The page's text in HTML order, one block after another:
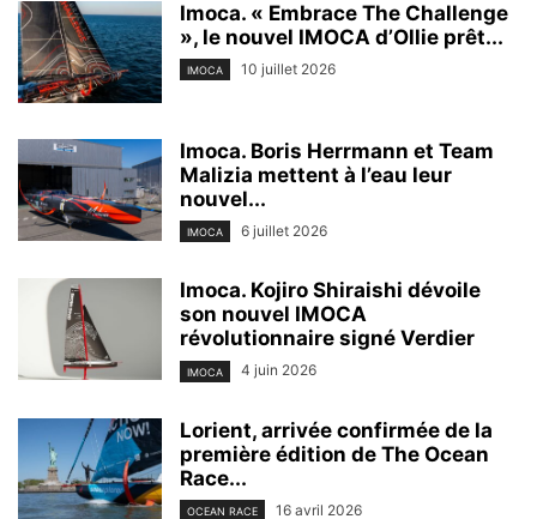
Imoca. « Embrace The Challenge
», le nouvel IMOCA d’Ollie prêt...
IMOCA 10 juillet 2026
Imoca. Boris Herrmann et Team
Malizia mettent à l’eau leur
nouvel...
IMOCA 6 juillet 2026
Imoca. Kojiro Shiraishi dévoile
son nouvel IMOCA
révolutionnaire signé Verdier
IMOCA 4 juin 2026
Lorient, arrivée confirmée de la
première édition de The Ocean
Race...
OCEAN RACE 16 avril 2026